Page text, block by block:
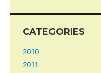
CATEGORIES
2010
2011